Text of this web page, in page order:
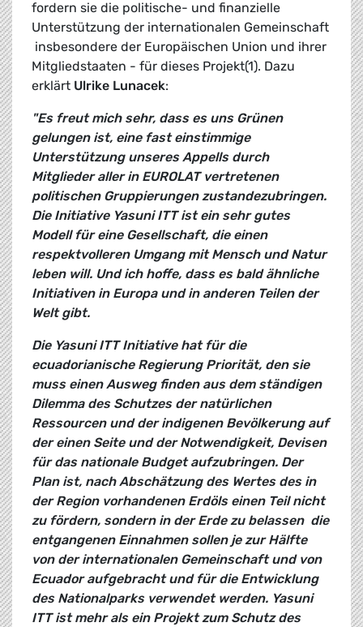
fordern sie die politische- und finanzielle
Unterstützung der internationalen Gemeinschaft
 insbesondere der Europäischen Union und ihrer
Mitgliedstaaten - für dieses Projekt(1). Dazu
erklärt Ulrike Lunacek:
"Es freut mich sehr, dass es uns Grünen
gelungen ist, eine fast einstimmige
Unterstützung unseres Appells durch
Mitglieder aller in EUROLAT vertretenen
politischen Gruppierungen zustandezubringen.
Die Initiative Yasuni ITT ist ein sehr gutes
Modell für eine Gesellschaft, die einen
respektvolleren Umgang mit Mensch und Natur
leben will. Und ich hoffe, dass es bald ähnliche
Initiativen in Europa und in anderen Teilen der
Welt gibt.
Die Yasuni ITT Initiative hat für die
ecuadorianische Regierung Priorität, den sie
muss einen Ausweg finden aus dem ständigen
Dilemma des Schutzes der natürlichen
Ressourcen und der indigenen Bevölkerung auf
der einen Seite und der Notwendigkeit, Devisen
für das nationale Budget aufzubringen. Der
Plan ist, nach Abschätzung des Wertes des in
der Region vorhandenen Erdöls einen Teil nicht
zu fördern, sondern in der Erde zu belassen  die
entgangenen Einnahmen sollen je zur Hälfte
von der internationalen Gemeinschaft und von
Ecuador aufgebracht und für die Entwicklung
des Nationalparks verwendet werden. Yasuni
ITT ist mehr als ein Projekt zum Schutz des